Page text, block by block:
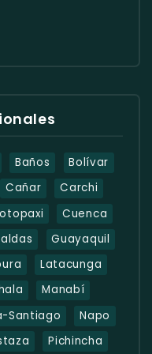
Baños
Bolívar
Cañar
Carchi
Cuenca
Guayaquil
Latacunga
Manabí
Santiago
Napo
Pichincha